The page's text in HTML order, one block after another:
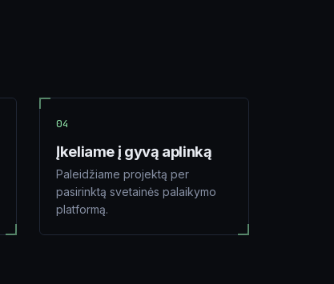
04
Įkeliame į gyvą aplinką
Paleidžiame projektą per
pasirinktą svetainės palaikymo
platformą.